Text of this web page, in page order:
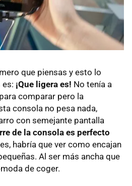
que piensas y esto lo
¡Que ligera es! No tenía a
comparar pero la
consola no pesa nada,
con semejante pantalla
de la consola es perfecto
habría que ver como encajan
Al ser más ancha que
de coger.